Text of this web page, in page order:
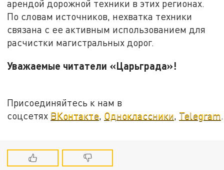
арендой дорожной техники в этих регионах.
По словам источников, нехватка техники
связана с ее активным использованием для
расчистки магистральных дорог.
Уважаемые читатели «Царьграда»!
Присоединяйтесь к нам в
соцсетях ВКонтакте Одноклассники Telegram